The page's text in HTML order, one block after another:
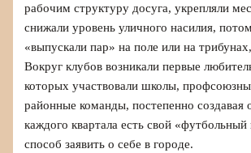
рабочим структуру досуга, укрепляли
снижали уровень уличного насилия,
«выпускали пар» на поле или на
Вокруг клубов возникали первые
которых участвовали школы,
районные команды, постепенно
каждого квартала есть свой «футбольный
способ заявить о себе в городе.